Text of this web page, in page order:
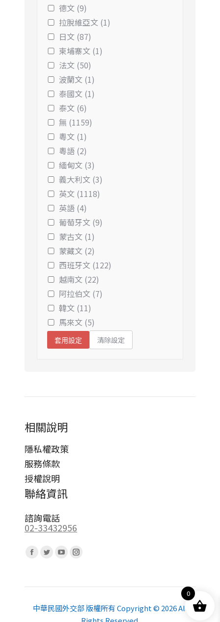
德文 (9)
拉脫維亞文 (1)
日文 (87)
柬埔寨文 (1)
法文 (50)
波蘭文 (1)
泰國文 (1)
泰文 (6)
無 (1159)
粵文 (1)
粵語 (2)
緬甸文 (3)
義大利文 (3)
英文 (1118)
英語 (4)
葡萄牙文 (9)
蒙古文 (1)
蒙藏文 (2)
西班牙文 (122)
越南文 (22)
阿拉伯文 (7)
韓文 (11)
馬來文 (5)
套用設定 清除設定
相關說明
隱私權政策
服務條款
授權說明
聯絡資訊
諮詢電話
02-33432956
Facebook
opens
new
Twitter
opens
new
YouTube
opens
new
Instagram
opens
new
中華民國外交部 版權所有 Copyright © 2026 All
0